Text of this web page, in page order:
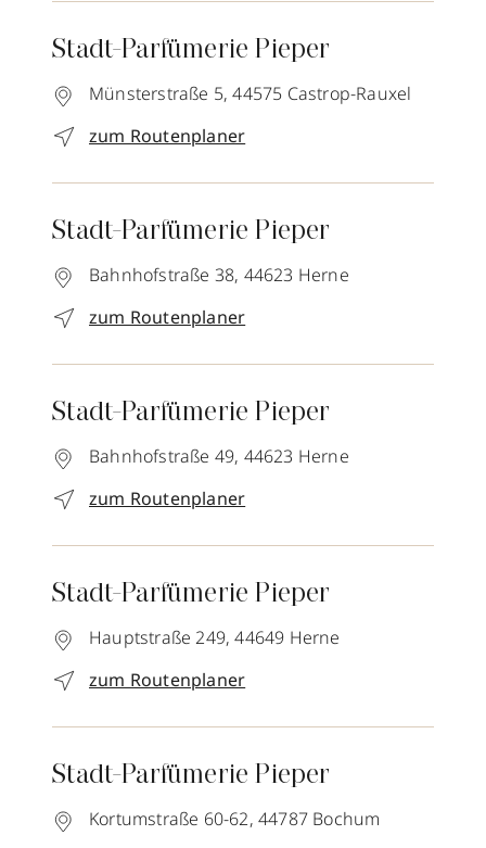
Stadt-Parfümerie Pieper
Münsterstraße 5, 44575 Castrop-Rauxel
zum Routenplaner
Stadt-Parfümerie Pieper
Bahnhofstraße 38, 44623 Herne
zum Routenplaner
Stadt-Parfümerie Pieper
Bahnhofstraße 49, 44623 Herne
zum Routenplaner
Stadt-Parfümerie Pieper
Hauptstraße 249, 44649 Herne
zum Routenplaner
Stadt-Parfümerie Pieper
Kortumstraße 60-62, 44787 Bochum